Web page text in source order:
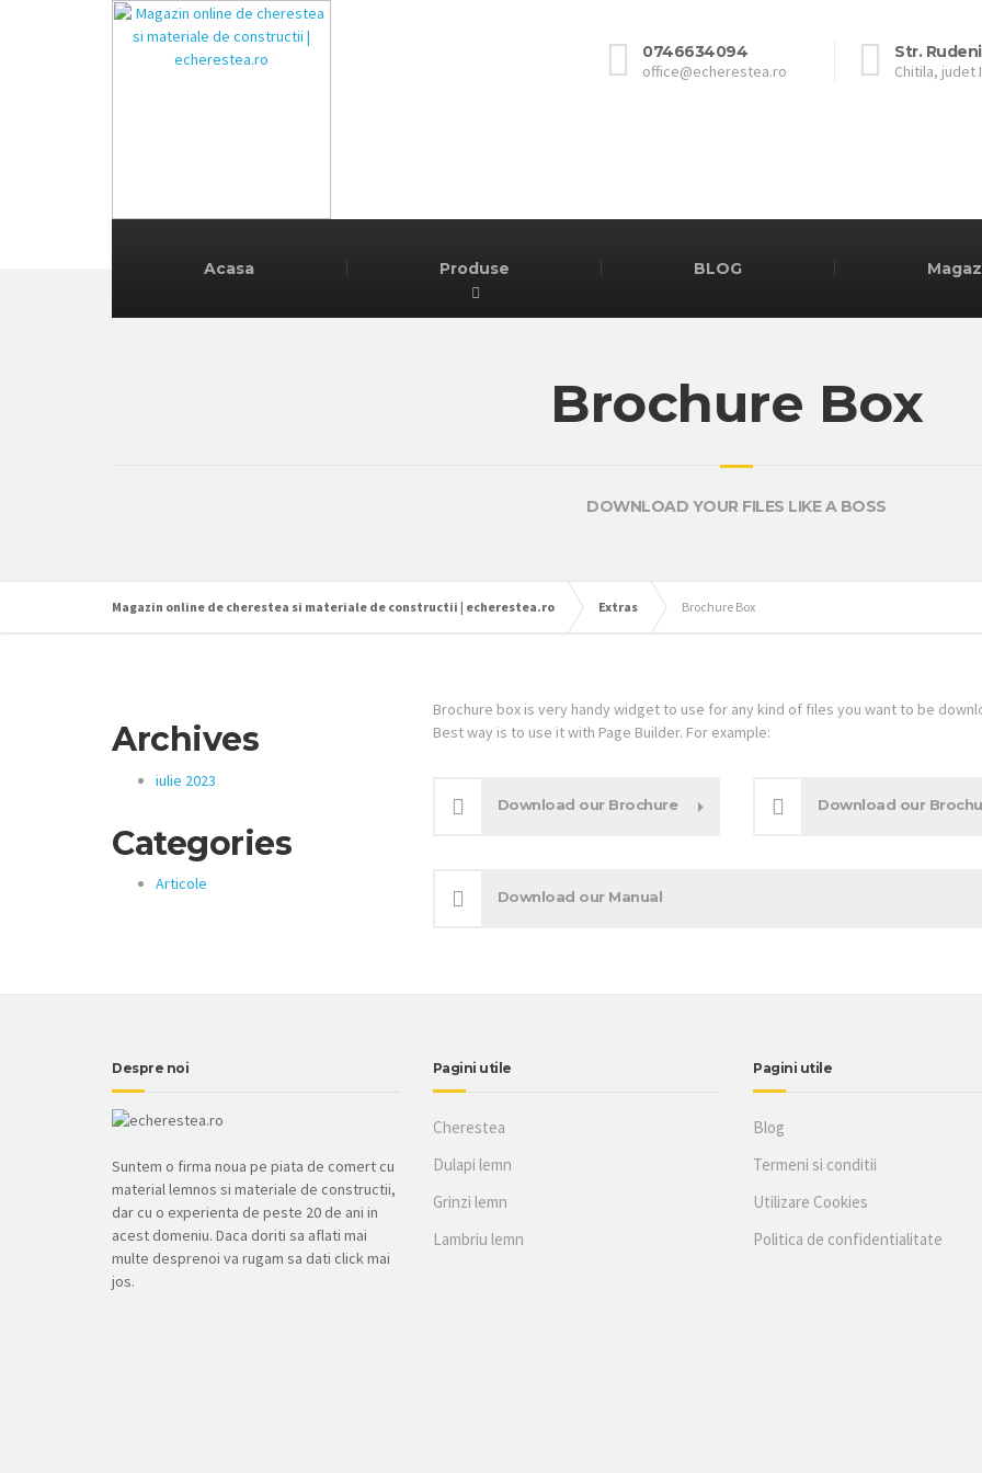
0746634094
office@echerestea.ro
Str.
Chitila, judet
Acasa Produse BLOG
Brochure Box
DOWNLOAD YOUR FILES LIKE A BOSS
Magazin online de cherestea si materiale de constructii | echerestea.ro Extras Brochure Box
Brochure box is very handy widget to use for any kind of files you want to be
Best way is to use it with Page Builder. For example:
Download our Brochure Download our
Download our Manual
Archives
iulie 2023
Categories
Articole
Despre noi
Suntem o firma noua pe piata de comert cu
material lemnos si materiale de constructii,
dar cu o experienta de peste 20 de ani in
acest domeniu. Daca doriti sa aflati mai
multe desprenoi va rugam sa dati click mai
jos.
Pagini utile
Cherestea
Dulapi lemn
Grinzi lemn
Lambriu lemn
Pagini utile
Blog
Termeni si conditii
Utilizare Cookies
Politica de confidentialitate